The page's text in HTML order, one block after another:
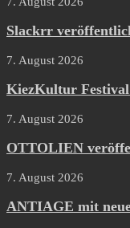
Slackrr
7. August 2026
KiezKultur
7. August 2026
OTTOLIEN
7. August 2026
ANTIAGE mit